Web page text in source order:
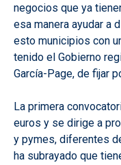
negocios que ya
esa manera ayudar a
esto municipios con
tenido el Gobierno
García-Page, de fijar
La primera
euros y se dirige a
y pymes, diferentes
ha subrayado que